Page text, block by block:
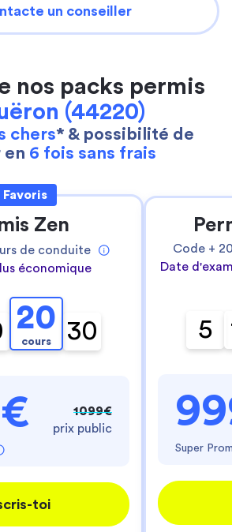
un conseiller
nos packs permis
(44220)
chers* & possibilité de
en 6 fois sans frais
Favoris
Zen
de conduite
économique
20
cours 30
1099€
prix public
toi
Code +
Date
5
Super